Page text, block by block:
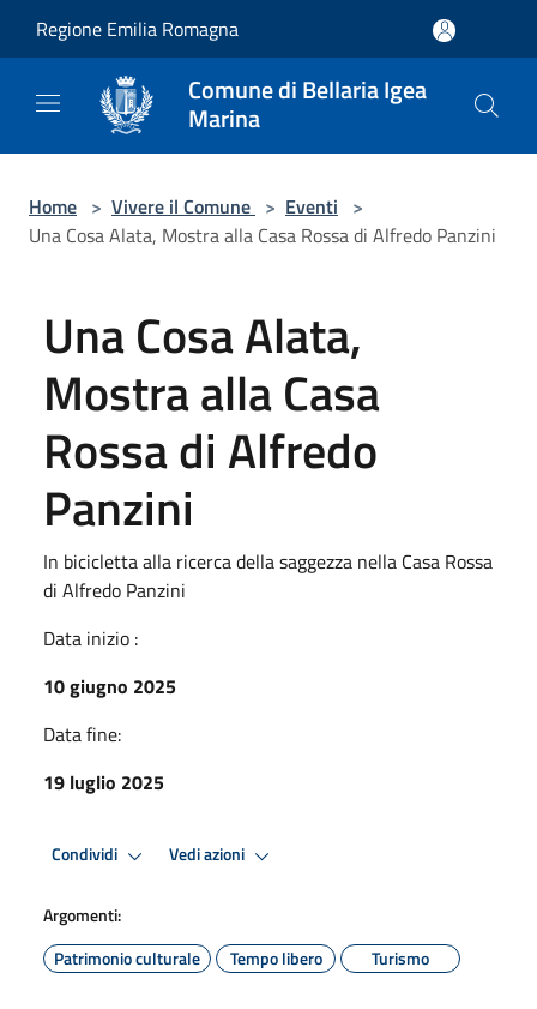
Regione Emilia Romagna
Comune di Bellaria Igea
Marina
Home > Vivere il Comune > Eventi >
Una Cosa Alata, Mostra alla Casa Rossa di Alfredo Panzini
Una Cosa Alata,
Mostra alla Casa
Rossa di Alfredo
Panzini
In bicicletta alla ricerca della saggezza nella Casa Rossa
di Alfredo Panzini
Data inizio :
10 giugno 2025
Data fine:
19 luglio 2025
Condividi Vedi azioni
Argomenti:
Patrimonio culturale
Tempo libero Turismo